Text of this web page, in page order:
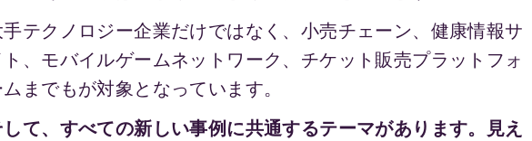
手テクノロジー企業だけではなく、小売チェーン、健康情報サ
ト、モバイルゲームネットワーク、チケット販売プラットフォ
ムまでもが対象となっています。
して、すべての新しい事例に共通するテーマがあります。見え